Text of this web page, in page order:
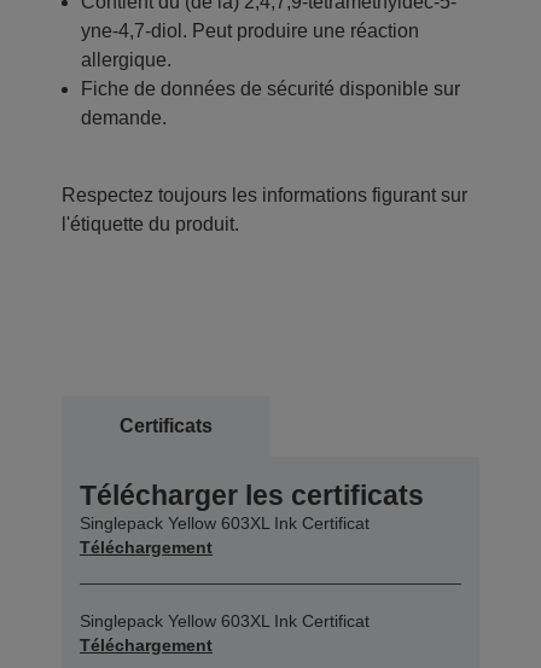
yne-4,7-diol. Peut produire une réaction
allergique.
Fiche de données de sécurité disponible sur
demande.
Respectez toujours les informations figurant sur
l'étiquette du produit.
Certificats
Télécharger les certificats
Singlepack Yellow 603XL Ink Certificat
Téléchargement
Singlepack Yellow 603XL Ink Certificat
Téléchargement